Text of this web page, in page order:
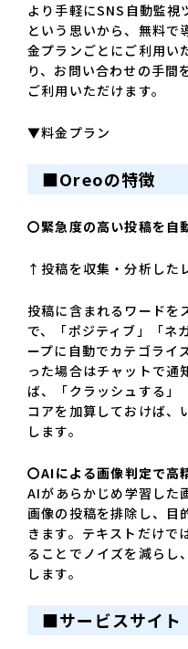
より手軽にSNS自動監視
という思いから、無料で
金プランごとにご利用い
り、お問い合わせの手間
ご利用いただけます。
▼料金プラン
■Oreoの特徴
〇緊急度の高い投稿を自
↑投稿を収集・分析した
投稿に含まれるワードを
で、「ポジティブ」「ネ
ープに自動でカテゴライ
った場合はチャットで通
ば、「クラッシュする」
コアを加算しておけば、
します。
〇AIによる画像判定で高
AIがあらかじめ学習した
画像の投稿を排除し、目
きます。テキストだけで
ることでノイズを減らし
します。
■サービスサイト